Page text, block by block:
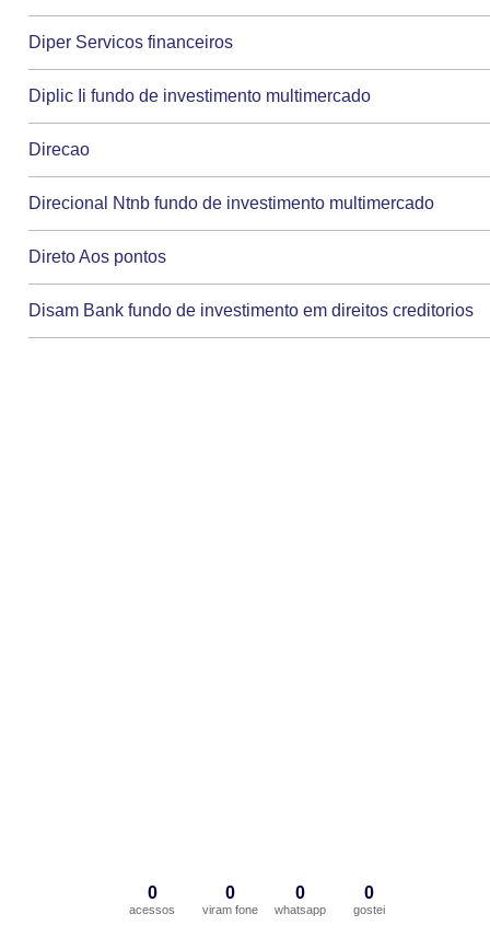
Diper Servicos financeiros
Diplic Ii fundo de investimento multimercado
Direcao
Direcional Ntnb fundo de investimento multimercado
Direto Aos pontos
Disam Bank fundo de investimento em direitos creditorios
0
acessos
0
viram fone
0
whatsapp
0
gostei